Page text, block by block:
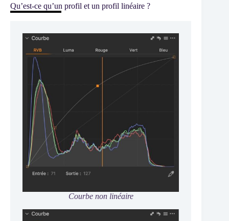
Qu’est-ce qu’un profil et un profil linéaire ?
Courbe non linéaire